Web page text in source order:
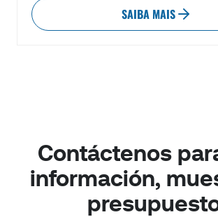
SAIBA MAIS
Contáctenos
información,